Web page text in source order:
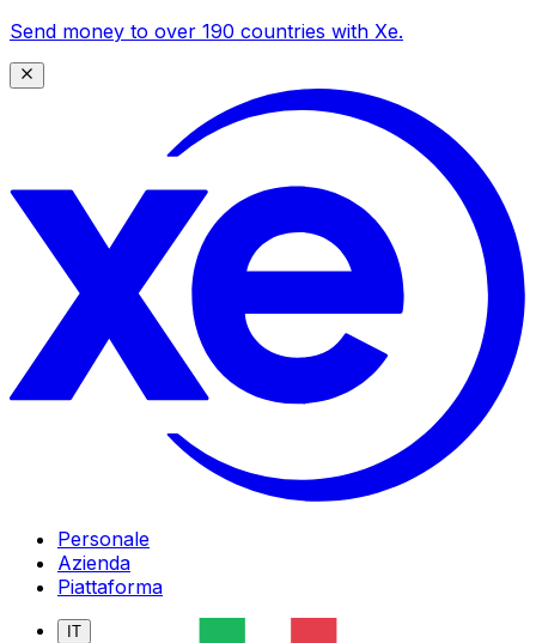
Send money to over 190 countries with Xe.
Personale
Azienda
Piattaforma
IT